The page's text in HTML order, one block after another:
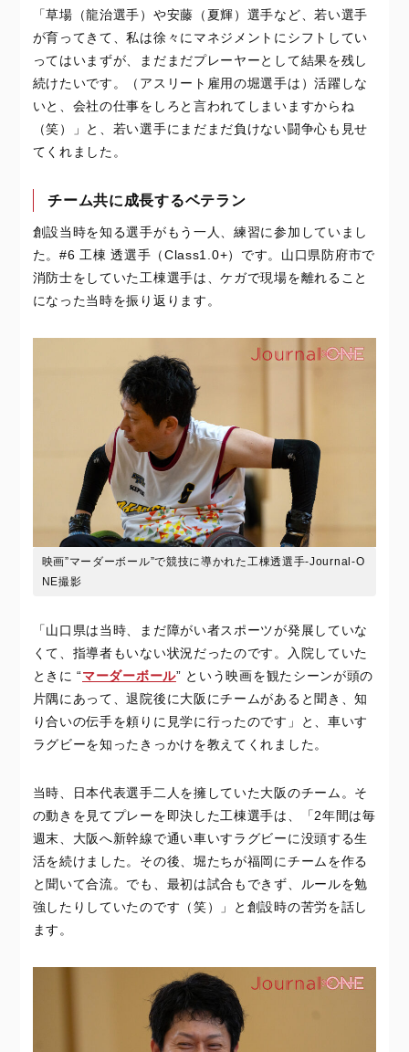
「草場（龍治選手）や安藤（夏輝）選手など、若い選手
が育ってきて、私は徐々にマネジメントにシフトしてい
ってはいまずが、まだまだプレーヤーとして結果を残し
続けたいです。（アスリート雇用の堀選手は）活躍しな
いと、会社の仕事をしろと言われてしまいますからね
（笑）」と、若い選手にまだまだ負けない闘争心も見せ
てくれました。
チーム共に成長するベテラン
創設当時を知る選手がもう一人、練習に参加していまし
た。#6 工棟 透選手（Class1.0+）です。山口県防府市で
消防士をしていた工棟選手は、ケガで現場を離れること
になった当時を振り返ります。
映画”マーダーボール”で競技に導かれた工棟透選手-Journal-O
NE撮影
「山口県は当時、まだ障がい者スポーツが発展していな
くて、指導者もいない状況だったのです。入院していた
ときに “マーダーボール” という映画を観たシーンが頭の
片隅にあって、退院後に大阪にチームがあると聞き、知
り合いの伝手を頼りに見学に行ったのです」と、車いす
ラグビーを知ったきっかけを教えてくれました。
当時、日本代表選手二人を擁していた大阪のチーム。そ
の動きを見てプレーを即決した工棟選手は、「2年間は毎
週末、大阪へ新幹線で通い車いすラグビーに没頭する生
活を続けました。その後、堀たちが福岡にチームを作る
と聞いて合流。でも、最初は試合もできず、ルールを勉
強したりしていたのです（笑）」と創設時の苦労を話し
ます。